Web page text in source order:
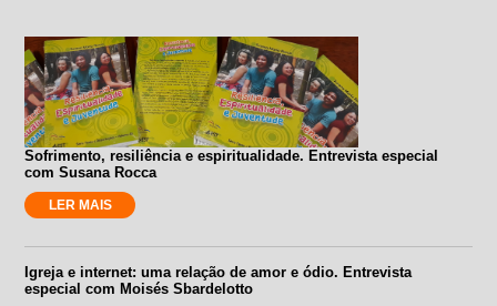
Sofrimento, resiliência e espiritualidade. Entrevista especial
com Susana Rocca
LER MAIS
Igreja e internet: uma relação de amor e ódio. Entrevista
especial com Moisés Sbardelotto